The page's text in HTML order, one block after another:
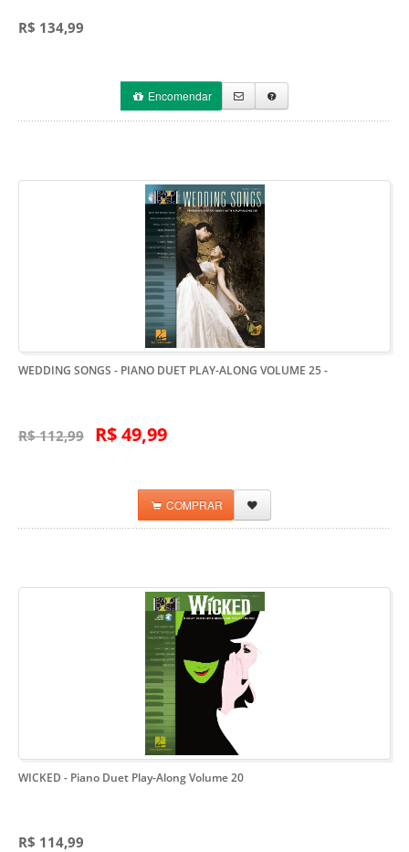
R$ 134,99
Encomendar
WEDDING SONGS - PIANO DUET PLAY-ALONG VOLUME 25-
R$ 112,99 R$ 49,99
COMPRAR
WICKED - Piano Duet Play-Along Volume 20
R$ 114,99